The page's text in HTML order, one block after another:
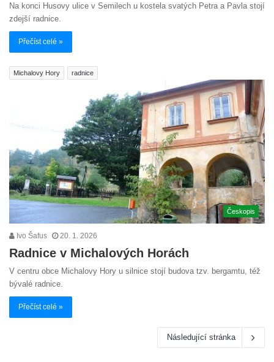
Na konci Husovy ulice v Semilech u kostela svatých Petra a Pavla stojí
zdejší radnice.
Přečíst celé »
Michalovy Hory radnice
Českopis
Ivo Šafus 20. 1. 2026
Radnice v Michalových Horách
V centru obce Michalovy Hory u silnice stojí budova tzv. bergamtu, též
bývalé radnice.
Přečíst celé »
Následující stránka